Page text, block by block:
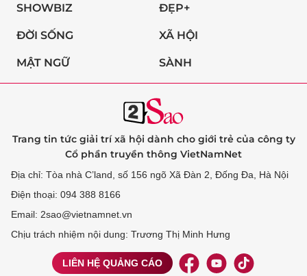
SHOWBIZ ĐẸP+
ĐỜI SỐNG XÃ HỘI
MẬT NGỮ SÀNH
Trang tin tức giải trí xã hội dành cho giới trẻ của công ty
Cổ phần truyền thông VietNamNet
Địa chỉ: Tòa nhà C’land, số 156 ngõ Xã Đàn 2, Đống Đa, Hà Nội
Điện thoại: 094 388 8166
Email: 2sao@vietnamnet.vn
Chịu trách nhiệm nội dung: Trương Thị Minh Hưng
LIÊN HỆ QUẢNG CÁO